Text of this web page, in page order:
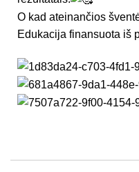
O kad ateinančios
Edukacija finansuota iš